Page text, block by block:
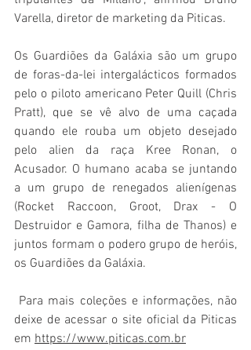
Varella, diretor de marketing da Piticas.
Os Guardiões da Galáxia são um grupo
de foras-da-lei intergalácticos formados
pelo o piloto americano Peter Quill (Chris
Pratt), que se vê alvo de uma caçada
quando ele rouba um objeto desejado
pelo alien da raça Kree Ronan, o
Acusador. O humano acaba se juntando
a um grupo de renegados alienígenas
(Rocket Raccoon, Groot, Drax - O
Destruidor e Gamora, filha de Thanos) e
juntos formam o podero grupo de heróis,
os Guardiões da Galáxia.
deixe de acessar o site oficial da Piticas
em https://www.piticas.com.br